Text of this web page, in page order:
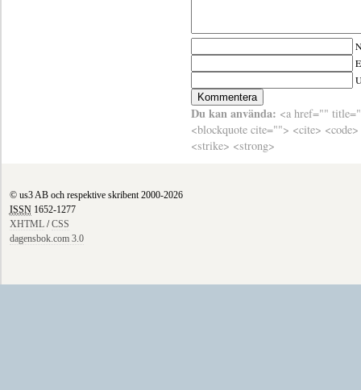
Du kan använda: <a href=""
<blockquote cite=""> <cite>
<strike> <strong>
© us3 AB och respektive skribent 2000-2026
ISSN1652-1277
XHTML/CSS
dagensbok.com 3.0